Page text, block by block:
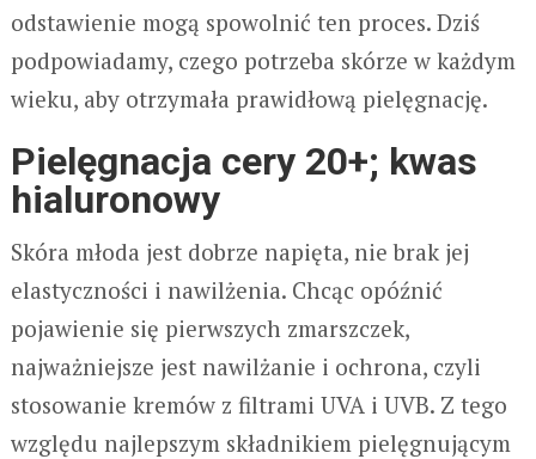
odstawienie mogą spowolnić ten proces. Dziś
podpowiadamy, czego potrzeba skórze w każdym
wieku, aby otrzymała prawidłową pielęgnację.
Pielęgnacja cery 20+; kwas
hialuronowy
Skóra młoda jest dobrze napięta, nie brak jej
elastyczności i nawilżenia. Chcąc opóźnić
pojawienie się pierwszych zmarszczek,
najważniejsze jest nawilżanie i ochrona, czyli
stosowanie kremów z filtrami UVA i UVB. Z tego
względu najlepszym składnikiem pielęgnującym